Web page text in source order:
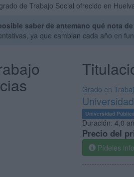
de Trabajo Social ofrecido en
saber de antemano qué nota
ya que cambian cada año en
Grado en
Universidad Pública
Duración: 4,0
Precio del
Pídeles